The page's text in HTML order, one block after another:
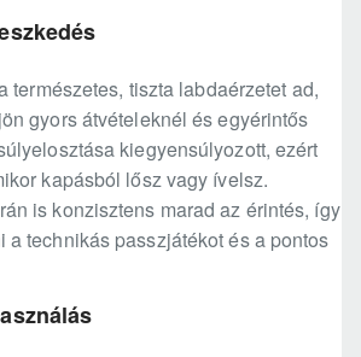
természetes, tiszta labdaérzetet ad,
gyors átvételeknél és egyérintős
kiegyensúlyozott, ezért
kapásból lősz vagy ívelsz.
is konzisztens marad az érintés, így
a technikás passzjátékot és a pontos